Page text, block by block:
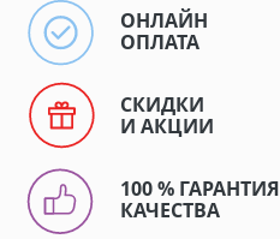
ОНЛАЙН
ОПЛАТА
СКИДКИ
И АКЦИИ
100 % ГАРАНТИЯ
КАЧЕСТВА